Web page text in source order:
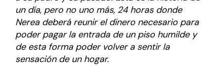
un día, pero no uno más, 24 horas donde
Nerea deberá reunir el dinero necesario para
poder pagar la entrada de un piso humilde y
de esta forma poder volver a sentir la
sensación de un hogar.